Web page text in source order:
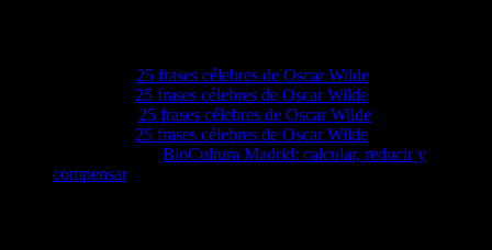
25 frases célebres de Oscar Wilde
25 frases célebres de Oscar Wilde
25 frases célebres de Oscar Wilde
25 frases célebres de Oscar Wilde
BioCultura Madrid: calcular, reducir y
compensar